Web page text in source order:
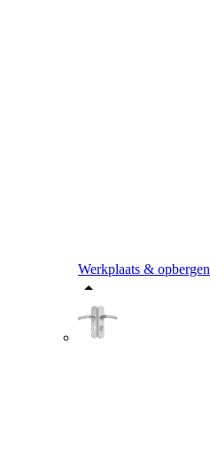
Werkplaats & opbergen